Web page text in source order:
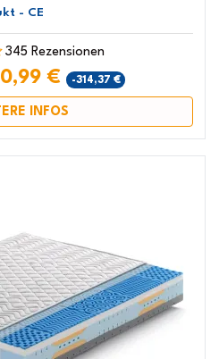
- CE
345 Rezensionen
€ -314,37 €
INFOS